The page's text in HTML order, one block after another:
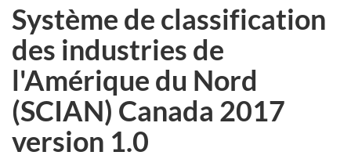
Système de classification
des industries de
l'Amérique du Nord
(SCIAN) Canada 2017
version 1.0